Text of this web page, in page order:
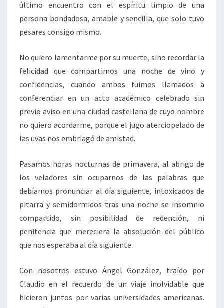
último encuentro con el espíritu limpio de una
persona bondadosa, amable y sencilla, que solo tuvo
pesares consigo mismo.
No quiero lamentarme por su muerte, sino recordar la
felicidad que compartimos una noche de vino y
confidencias, cuando ambos fuimos llamados a
conferenciar en un acto académico celebrado sin
previo aviso en una ciudad castellana de cuyo nombre
no quiero acordarme, porque el jugo aterciopelado de
las uvas nos embriagó de amistad.
Pasamos horas nocturnas de primavera, al abrigo de
los veladores sin ocuparnos de las palabras que
debíamos pronunciar al día siguiente, intoxicados de
pitarra y semidormidos tras una noche se insomnio
compartido, sin posibilidad de redención, ni
penitencia que mereciera la absolución del público
que nos esperaba al día siguiente.
Con nosotros estuvo Ángel González, traído por
Claudio en el recuerdo de un viaje inolvidable que
hicieron juntos por varias universidades americanas.